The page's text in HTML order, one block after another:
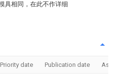
具相同，在此不作详细
Priority date Publication date